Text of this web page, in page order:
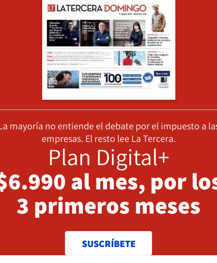
mayoría no entiende el debate por el impuesto a
empresas. El resto lee La Tercera.
Plan Digital+
al mes, por
3 primeros meses
SUSCRÍBETE